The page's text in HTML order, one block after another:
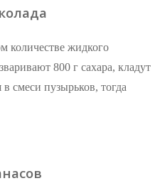
количестве жидкого
800 г сахара, кладут
смеси пузырьков, тогда